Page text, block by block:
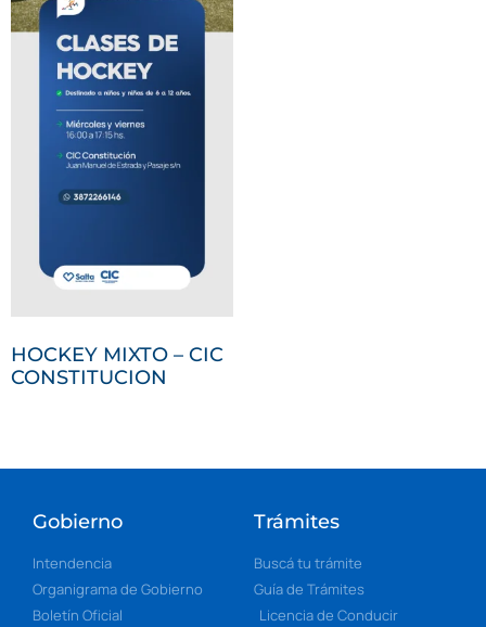
HOCKEY MIXTO – CIC
CONSTITUCION
Gobierno
Intendencia
Organigrama de Gobierno
Boletín Oficial
Trámites
Buscá tu trámite
Guía de Trámites
Licencia de Conducir